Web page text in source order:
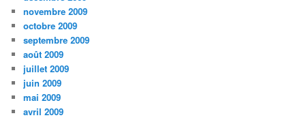
novembre 2009
octobre 2009
septembre 2009
août 2009
juillet 2009
juin 2009
mai 2009
avril 2009